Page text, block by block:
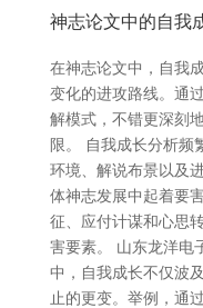
神志论文中的自我
在神志论文中，自我
变化的进攻路线。通
解模式，不错更深刻
限。 自我成长分析频
环境、解说布景以及
体神志发展中起着要
征、应付计谋和心思
害要素。 山东龙洋电
中，自我成长不仅波
止的更变。举例，通